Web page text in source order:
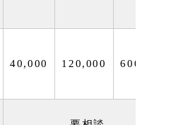
40,000 120,000 600,000